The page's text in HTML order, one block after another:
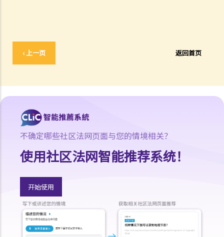
‹ 上一页 返回首页
吗？
7. 如果我只阅读网上的文章，或听网上找到的音乐，我有侵犯版权吗？
报告内。我有侵犯版权吗？
10. 我的公司习惯保留有关公司及竞争对手的剪报复印本，并放在公司
的资料库内，让员工可以取阅。我的公司要为侵犯版权，而负上法律责
任吗？
11. 如果我在我的网站内，放了一些流行歌曲给别人下载，但纯粹是作
为样本，我是否侵犯了这些歌曲的版权？那如果我只把部分歌曲放到网
站呢？
12. 我买了一只正版电脑程式CD光碟。如果我为CD光碟制造备份，我是
否侵犯了版权？如果我把程式安装在多于一部电脑（如安装在我家的电
脑及公司的电脑）呢？
13. 我买了一只正版电脑程式CD光碟。如果我将CD光碟，放到互联网拍
不确定哪些社区法网页面与您的情境相关？
使用社区法网智能推荐系统！
开始使用